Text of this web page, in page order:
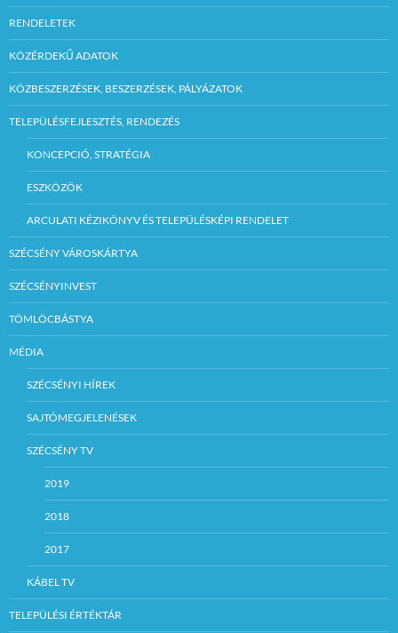
RENDELETEK
KÖZÉRDEKŰ ADATOK
KÖZBESZERZÉSEK, BESZERZÉSEK, PÁLYÁZATOK
TELEPÜLÉSFEJLESZTÉS, RENDEZÉS
KONCEPCIÓ, STRATÉGIA
ESZKÖZÖK
ARCULATI KÉZIKÖNYV ÉS TELEPÜLÉSKÉPI RENDELET
SZÉCSÉNY VÁROSKÁRTYA
SZÉCSÉNYINVEST
TÖMLÖCBÁSTYA
MÉDIA
SZÉCSÉNYI HÍREK
SAJTÓMEGJELENÉSEK
SZÉCSÉNY TV
2019
2018
2017
KÁBEL TV
TELEPÜLÉSI ÉRTÉKTÁR